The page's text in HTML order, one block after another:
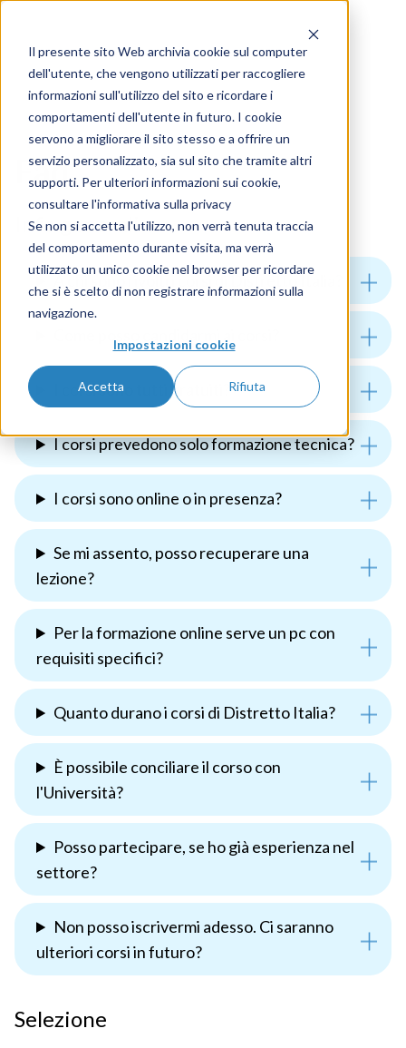
Il presente sito Web archivia cookie sul computer
dell'utente, che vengono utilizzati per raccogliere
informazioni sull'utilizzo del sito e ricordare i
comportamenti dell'utente in futuro. I cookie
servono a migliorare il sito stesso e a offrire un
servizio personalizzato, sia sul sito che tramite altri
supporti. Per ulteriori informazioni sui cookie,
consultare l'informativa sulla privacy
Se non si accetta l'utilizzo, non verrà tenuta traccia
del comportamento durante visita, ma verrà
utilizzato un unico cookie nel browser per ricordare
che si è scelto di non registrare informazioni sulla
navigazione.
Impostazioni cookie
Accetta Rifiuta
Faq
Info generali
A chi sono rivolti i corsi di Distretto Italia?
I corsi sono tutti gratuiti?
I corsi prevedono solo formazione tecnica?
I corsi sono online o in presenza?
Se mi assento, posso recuperare una
lezione?
Per la formazione online serve un pc con
requisiti specifici?
Quanto durano i corsi di Distretto Italia?
È possibile conciliare il corso con
l'Università?
Posso partecipare, se ho già esperienza nel
settore?
Non posso iscrivermi adesso. Ci saranno
ulteriori corsi in futuro?
Selezione